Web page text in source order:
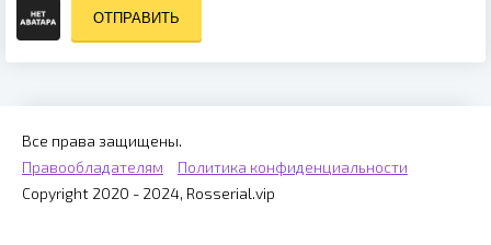
ОТПРАВИТЬ
Все права защищены.
Правообладателям
Политика конфиденциальности
Copyright 2020 - 2024, Rosserial.vip